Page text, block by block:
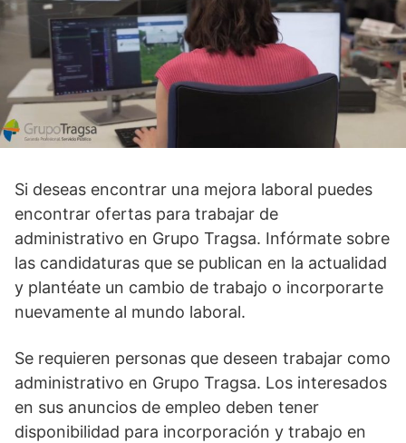
Si deseas encontrar una mejora laboral puedes
encontrar ofertas para trabajar de
administrativo en Grupo Tragsa. Infórmate sobre
las candidaturas que se publican en la actualidad
y plantéate un cambio de trabajo o incorporarte
nuevamente al mundo laboral.
Se requieren personas que deseen trabajar como
administrativo en Grupo Tragsa. Los interesados
en sus anuncios de empleo deben tener
disponibilidad para incorporación y trabajo en